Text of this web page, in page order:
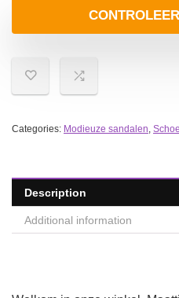
Categories: Modieuze sandalen,
Description
Additional information